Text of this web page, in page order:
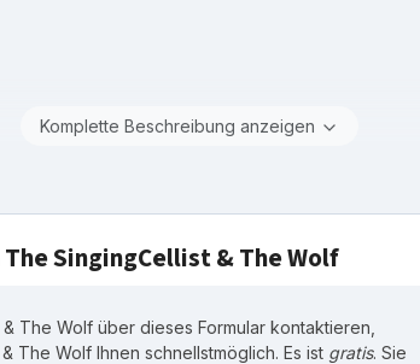
Komplette Beschreibung anzeigen
SingingCellist & The Wolf
The Wolf über dieses Formular kontaktieren,
The Wolf Ihnen schnellstmöglich. Es ist gratis. Sie